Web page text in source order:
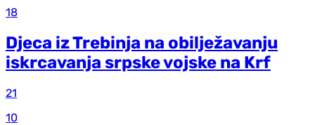
18
Djeca iz Trebinja na obilježavanju
iskrcavanja srpske vojske na Krf
21
10